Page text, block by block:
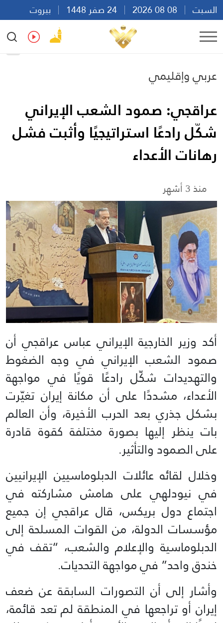
السبت
بيروت
01:47
Ar
عربي وإقليمي
عراقجي: صمود الشعب الإيراني
شكّل رادعًا استراتيجيًا وأثبت فشل
رهانات الأعداء
منذ 3 أشهر
أكد وزير الخارجية الإيراني عباس عراقجي أن
صمود الشعب الإيراني في وجه الضغوط
والتهديدات شكّل رادعًا قويًا في مواجهة
الأعداء، مشددًا على أن مكانة إيران تغيّرت
بشكل جذري بعد الحرب الأخيرة، وأن العالم
بات ينظر إليها بصورة مختلفة كقوة قادرة
على الصمود والتأثير.
وخلال لقائه عائلات الدبلوماسيين الإيرانيين
في نيودلهي على هامش مشاركته في
اجتماع دول بريكس، قال عراقجي إن جميع
مؤسسات الدولة، من القوات المسلحة إلى
الدبلوماسية والإعلام والشعب، “تقف في
خندق واحد” في مواجهة التحديات.
وأشار إلى أن التصورات السابقة عن ضعف
إيران أو تراجعها في المنطقة لم تعد قائمة،